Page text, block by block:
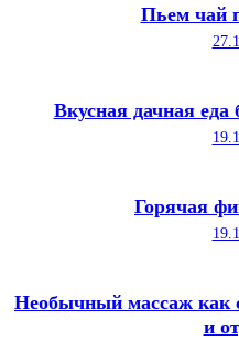
Пьем чай
Вкусная дачная
Горячая
Необычный массаж как
и